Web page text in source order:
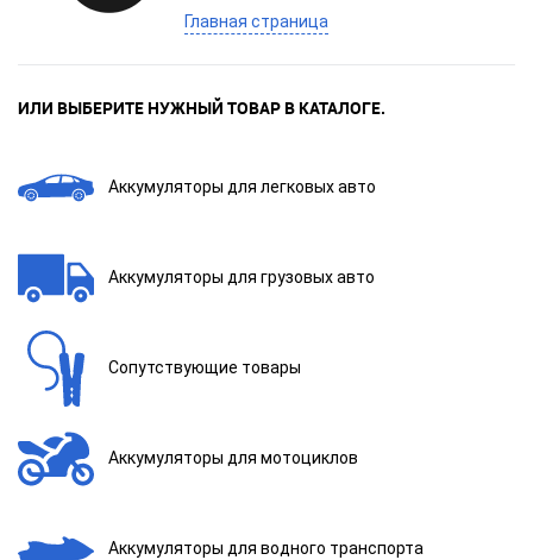
Главная страница
ИЛИ ВЫБЕРИТЕ НУЖНЫЙ ТОВАР В КАТАЛОГЕ.
Аккумуляторы для легковых авто
Аккумуляторы для грузовых авто
Сопутствующие товары
Аккумуляторы для мотоциклов
Аккумуляторы для водного транспорта